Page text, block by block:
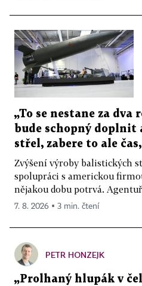
„To se nestane za dva
bude schopný doplnit
střel, zabere to ale
Zvýšení výroby balistických
spolupráci s americkou
nějakou dobu potrvá.
7. 8. 2026 ▪ 3 min. čtení
PETR HONZEJK
„Prolhaný hlupák v